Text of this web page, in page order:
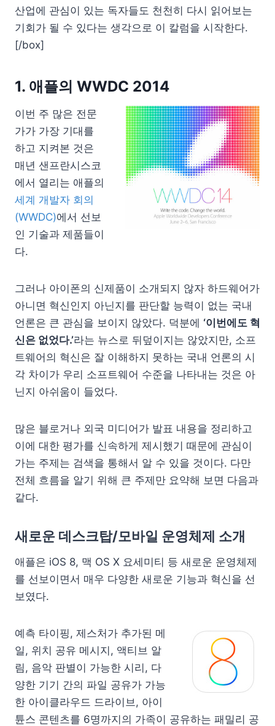
산업에 관심이 있는 독자들도 천천히 다시 읽어보는
기회가 될 수 있다는 생각으로 이 칼럼을 시작한다.
[/box]
1. 애플의 WWDC 2014
이번 주 많은 전문
가가 가장 기대를
하고 지켜본 것은
매년 샌프란시스코
에서 열리는 애플의
세계 개발자 회의
(WWDC)에서 선보
인 기술과 제품들이
다.
그러나 아이폰의 신제품이 소개되지 않자 하드웨어가
아니면 혁신인지 아닌지를 판단할 능력이 없는 국내
언론은 큰 관심을 보이지 않았다. 덕분에 ‘이번에도 혁
신은 없었다.’라는 뉴스로 뒤덮이지는 않았지만, 소프
트웨어의 혁신은 잘 이해하지 못하는 국내 언론의 시
각 차이가 우리 소프트웨어 수준을 나타내는 것은 아
닌지 아쉬움이 들었다.
많은 블로거나 외국 미디어가 발표 내용을 정리하고
이에 대한 평가를 신속하게 제시했기 때문에 관심이
가는 주제는 검색을 통해서 알 수 있을 것이다. 다만
전체 흐름을 알기 위해 큰 주제만 요약해 보면 다음과
같다.
새로운 데스크탑/모바일 운영체제 소개
애플은 iOS 8, 맥 OS X 요세미티 등 새로운 운영체제
를 선보이면서 매우 다양한 새로운 기능과 혁신을 선
보였다.
예측 타이핑, 제스처가 추가된 메
일, 위치 공유 메시지, 액티브 알
림, 음악 판별이 가능한 시리, 다
양한 기기 간의 파일 공유가 가능
한 아이클라우드 드라이브, 아이
튠스 콘텐츠를 6명까지의 가족이 공유하는 패밀리 공